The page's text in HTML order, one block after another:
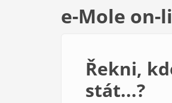
e-Mole on-
Řekni,
stát...?